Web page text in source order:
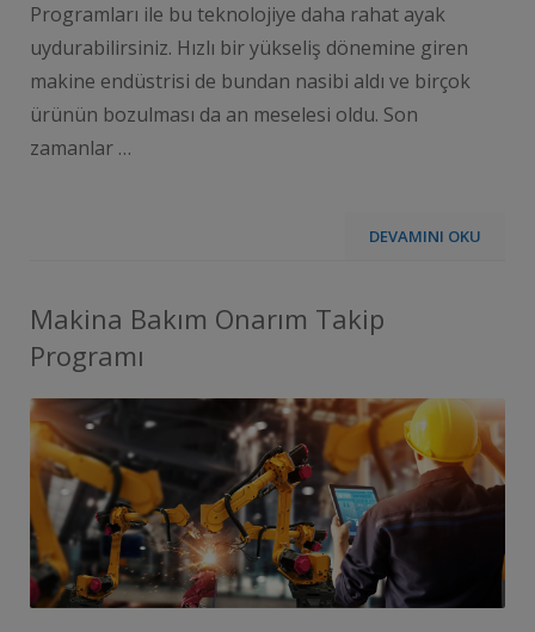
Programları ile bu teknolojiye daha rahat ayak
uydurabilirsiniz. Hızlı bir yükseliş dönemine giren
makine endüstrisi de bundan nasibi aldı ve birçok
ürünün bozulması da an meselesi oldu. Son
zamanlar …
DEVAMINI OKU
Makina Bakım Onarım Takip
Programı